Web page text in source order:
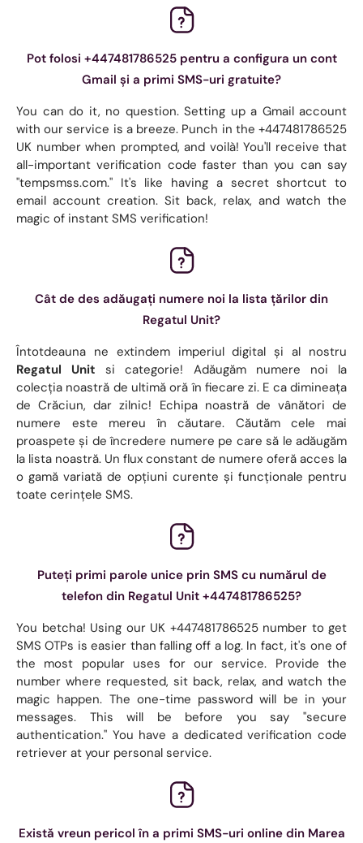
Pot folosi +447481786525 pentru a configura un cont
Gmail și a primi SMS-uri gratuite?
You can do it, no question. Setting up a Gmail account
with our service is a breeze. Punch in the +447481786525
UK number when prompted, and voilà! You'll receive that
all-important verification code faster than you can say
"tempsmss.com." It's like having a secret shortcut to
email account creation. Sit back, relax, and watch the
magic of instant SMS verification!
Cât de des adăugați numere noi la lista țărilor din
Regatul Unit?
Întotdeauna ne extindem imperiul digital și al nostru
Regatul Unit si categorie! Adăugăm numere noi la
colecția noastră de ultimă oră în fiecare zi. E ca dimineața
de Crăciun, dar zilnic! Echipa noastră de vânători de
numere este mereu în căutare. Căutăm cele mai
proaspete și de încredere numere pe care să le adăugăm
la lista noastră. Un flux constant de numere oferă acces la
o gamă variată de opțiuni curente și funcționale pentru
toate cerințele SMS.
Puteți primi parole unice prin SMS cu numărul de
telefon din Regatul Unit +447481786525?
You betcha! Using our UK +447481786525 number to get
SMS OTPs is easier than falling off a log. In fact, it's one of
the most popular uses for our service. Provide the
number where requested, sit back, relax, and watch the
magic happen. The one-time password will be in your
messages. This will be before you say "secure
authentication." You have a dedicated verification code
retriever at your personal service.
Există vreun pericol în a primi SMS-uri online din Marea